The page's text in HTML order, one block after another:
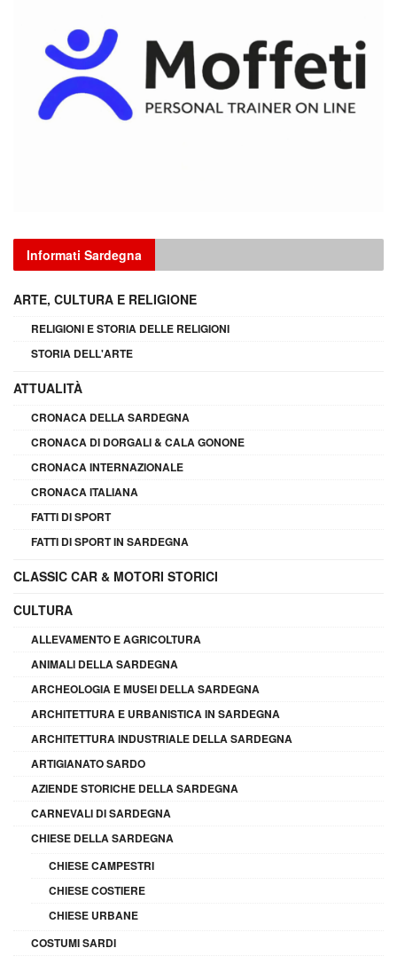
Informati Sardegna
ARTE, CULTURA E RELIGIONE
RELIGIONI E STORIA DELLE RELIGIONI
STORIA DELL'ARTE
ATTUALITÀ
CRONACA DELLA SARDEGNA
CRONACA DI DORGALI & CALA GONONE
CRONACA INTERNAZIONALE
CRONACA ITALIANA
FATTI DI SPORT
FATTI DI SPORT IN SARDEGNA
CLASSIC CAR & MOTORI STORICI
CULTURA
ALLEVAMENTO E AGRICOLTURA
ANIMALI DELLA SARDEGNA
ARCHEOLOGIA E MUSEI DELLA SARDEGNA
ARCHITETTURA E URBANISTICA IN SARDEGNA
ARCHITETTURA INDUSTRIALE DELLA SARDEGNA
ARTIGIANATO SARDO
AZIENDE STORICHE DELLA SARDEGNA
CARNEVALI DI SARDEGNA
CHIESE DELLA SARDEGNA
CHIESE CAMPESTRI
CHIESE COSTIERE
CHIESE URBANE
COSTUMI SARDI